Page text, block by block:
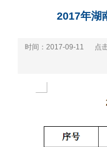
2017年湖
时间：2017-09-11 点